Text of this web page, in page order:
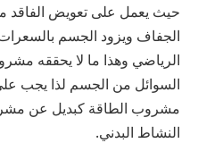
حيث يعمل على تعويض
الجفاف ويزود الجسم
الرياضي وهذا ما لا يحققه
السوائل من الجسم لذا يجب
مشروب الطاقة كبديل عن
النشاط البدني.